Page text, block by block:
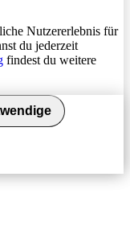
Nutzererlebnis für
du jederzeit
findest du weitere